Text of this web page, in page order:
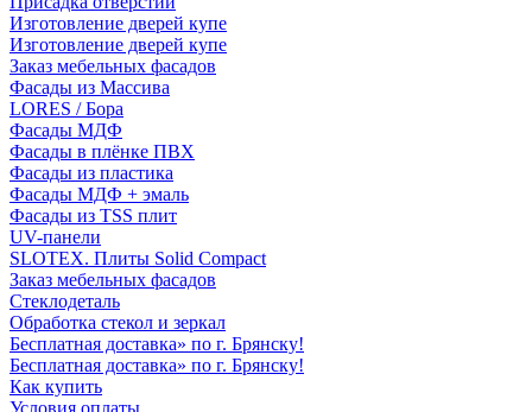
Изготовление дверей купе
Изготовление дверей купе
Заказ мебельных фасадов
Фасады из Массива
LORES / Бора
Фасады МДФ
Фасады в плёнке ПВХ
Фасады из пластика
Фасады МДФ + эмаль
Фасады из TSS плит
UV-панели
SLOTEX. Плиты Solid Compact
Заказ мебельных фасадов
Стеклодеталь
Обработка стекол и зеркал
Бесплатная доставка» по г. Брянску!
Бесплатная доставка» по г. Брянску!
Как купить
Условия оплаты